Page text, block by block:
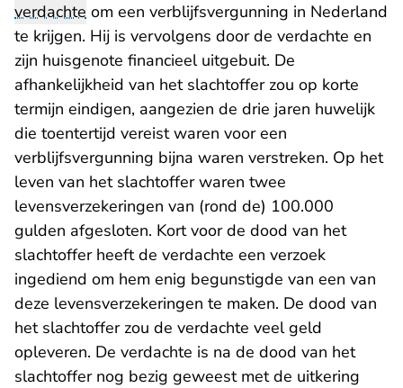
verdachte om een verblijfsvergunning in Nederland
te krijgen. Hij is vervolgens door de verdachte en
zijn huisgenote financieel uitgebuit. De
afhankelijkheid van het slachtoffer zou op korte
termijn eindigen, aangezien de drie jaren huwelijk
die toentertijd vereist waren voor een
verblijfsvergunning bijna waren verstreken. Op het
leven van het slachtoffer waren twee
levensverzekeringen van (rond de) 100.000
gulden afgesloten. Kort voor de dood van het
slachtoffer heeft de verdachte een verzoek
ingediend om hem enig begunstigde van een van
deze levensverzekeringen te maken. De dood van
het slachtoffer zou de verdachte veel geld
opleveren. De verdachte is na de dood van het
slachtoffer nog bezig geweest met de uitkering